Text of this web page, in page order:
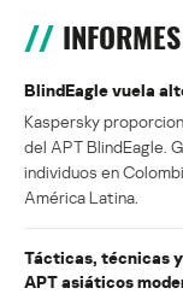
INFORMES
BlindEagle vuela
Kaspersky
del APT BlindEagle.
individuos en
América Latina.
Tácticas, técnicas
APT asiáticos